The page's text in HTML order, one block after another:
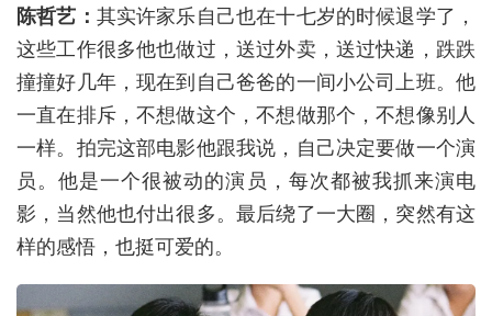
陈哲艺： 其实许家乐自己也在十七岁的时候退学了，
这些工作很多他也做过，送过外卖，送过快递，跌跌
撞撞好几年，现在到自己爸爸的一间小公司上班。他
一直在排斥，不想做这个，不想做那个，不想像别人
一样。拍完这部电影他跟我说，自己决定要做一个演
员。他是一个很被动的演员，每次都被我抓来演电
影，当然他也付出很多。最后绕了一大圈，突然有这
样的感悟，也挺可爱的。